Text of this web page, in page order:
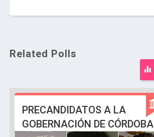
Related Polls
PRECANDIDATOS A LA
GOBERNACIÓN DE CÓRDOBA